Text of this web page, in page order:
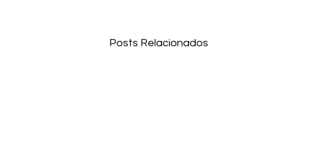
Posts Relacionados